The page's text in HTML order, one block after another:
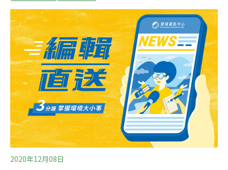
合作推環保標章，連居民與農友也加入，採取有機或友善
農業以降低環境污染。水保局南投分局表示，將著手台牛
坑溪后湖橋上游野溪整治，修繕避難池，另針對淺山生態
物種調查及水質監測等。因台灣白魚棲地環境營造事關生
態，水保局也與特生中心、清華大學、暨南國際大學通識
教育中心等專家學者、居民研商，整治工程會多採用自然
資材，以多孔隙、緩坡化的生態工法營造深潭、淺瀨、高
灘區等多樣性環境，減少未來土砂下移。
2020年12月08日